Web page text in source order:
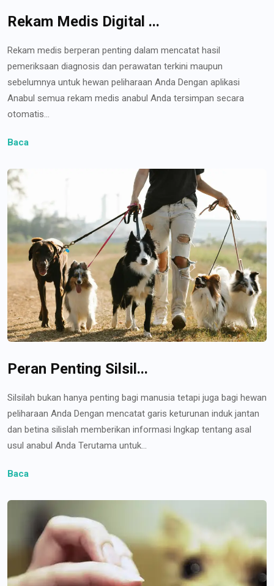
Rekam Medis Digital ...
Rekam medis berperan penting dalam mencatat hasil
pemeriksaan diagnosis dan perawatan terkini maupun
sebelumnya untuk hewan peliharaan Anda Dengan aplikasi
Anabul semua rekam medis anabul Anda tersimpan secara
otomatis...
Baca
Peran Penting Silsil...
Silsilah bukan hanya penting bagi manusia tetapi juga bagi hewan
peliharaan Anda Dengan mencatat garis keturunan induk jantan
dan betina silislah memberikan informasi lngkap tentang asal
usul anabul Anda Terutama untuk...
Baca